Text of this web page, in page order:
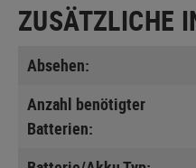
ZUSÄTZLICHE
Absehen:
Anzahl benötigter
Batterien: